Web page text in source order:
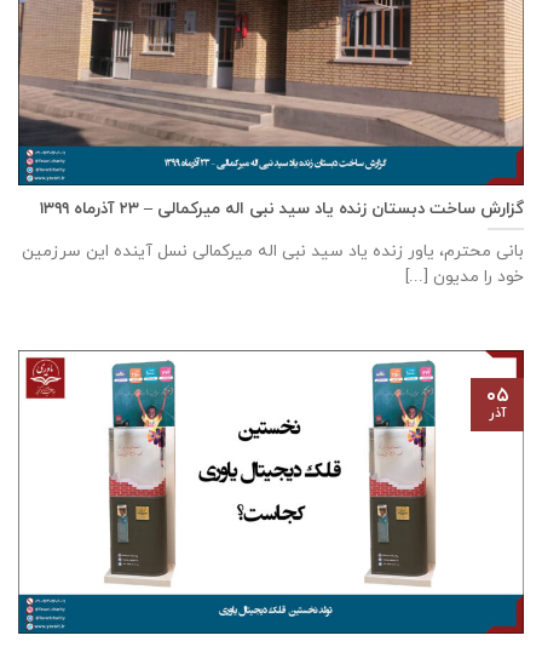
گزارش ساخت دبستان زنده ياد سيد نبی اله ميركمالی – ۲۳ آذر‌ماه ۱۳۹۹
بانی محترم، یاور زنده ياد سيد نبی اله ميركمالی نسل آینده این سرزمین
خود را مدیون [...]
۰۵
آذر